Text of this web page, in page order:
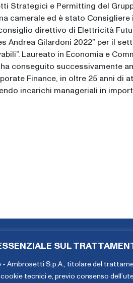
SUL
- Ambrosetti S.p.A., titolare del
tecnici e, previo consenso
Strategici e Permitting del
camerale ed è stato
direttivo di Elettricità
Andrea Gilardoni 2022” per il
Laureato in Economia e
conseguito successivamente
Finance, in oltre 25 anni di
incarichi manageriali in